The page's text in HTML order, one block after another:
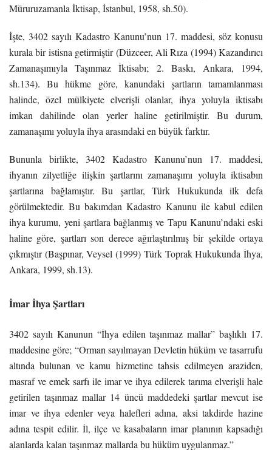
Müruruzamanla İktisap, İstanbul, 1958, sh.50).
İşte, 3402 sayılı Kadastro Kanunu’nun 17. maddesi, söz konusu
kurala bir istisna getirmiştir (Düzceer, Ali Rıza (1994) Kazandırıcı
Zamanaşımıyla Taşınmaz İktisabı; 2. Baskı, Ankara, 1994,
sh.134). Bu hükme göre, kanundaki şartların tamamlanması
halinde, özel mülkiyete elverişli olanlar, ihya yoluyla iktisabı
imkan dahilinde olan yerler haline getirilmiştir. Bu durum,
zamanaşımı yoluyla ihya arasındaki en büyük farktır.
Bununla birlikte, 3402 Kadastro Kanunu’nun 17. maddesi,
ihyanın zilyetliğe ilişkin şartlarını zamanaşımı yoluyla iktisabın
şartlarına bağlamıştır. Bu şartlar, Türk Hukukunda ilk defa
görülmektedir. Bu bakımdan Kadastro Kanunu ile kabul edilen
ihya kurumu, yeni şartlara bağlanmış ve Tapu Kanunu’ndaki eski
haline göre, şartları son derece ağırlaştırılmış bir şekilde ortaya
çıkmıştır (Başpınar, Veysel (1999) Türk Toprak Hukukunda İhya,
Ankara, 1999, sh.13).
İmar İhya Şartları
3402 sayılı Kanunun “İhya edilen taşınmaz mallar” başlıklı 17.
maddesine göre; “Orman sayılmayan Devletin hüküm ve tasarrufu
altında bulunan ve kamu hizmetine tahsis edilmeyen araziden,
masraf ve emek sarfı ile imar ve ihya edilerek tarıma elverişli hale
getirilen taşınmaz mallar 14 üncü maddedeki şartlar mevcut ise
imar ve ihya edenler veya halefleri adına, aksi takdirde hazine
adına tespit edilir. İl, ilçe ve kasabaların imar planının kapsadığı
alanlarda kalan taşınmaz mallarda bu hüküm uygulanmaz.”